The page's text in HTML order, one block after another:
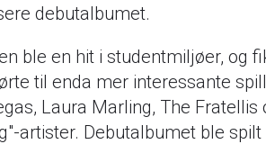
debutalbumet.
ble en hit i studentmiljøer, og
til enda mer interessante
Laura Marling, The Fratellis
artister. Debutalbumet ble